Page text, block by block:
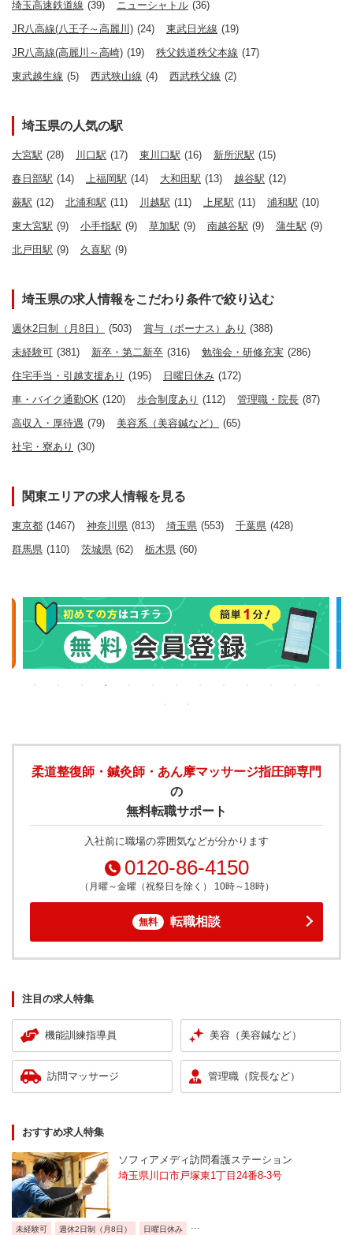
埼玉高速鉄道線 (39) ニューシャトル (36)
JR八高線(八王子～高麗川) (24) 東武日光線 (19)
JR八高線(高麗川～高崎) (19) 秩父鉄道秩父本線 (17)
東武越生線 (5) 西武狭山線 (4) 西武秩父線 (2)
埼玉県の人気の駅
大宮駅 (28) 川口駅 (17) 東川口駅 (16) 新所沢駅 (15)
春日部駅 (14) 上福岡駅 (14) 大和田駅 (13) 越谷駅 (12)
蕨駅 (12) 北浦和駅 (11) 川越駅 (11) 上尾駅 (11) 浦和駅 (10)
東大宮駅 (9) 小手指駅 (9) 草加駅 (9) 南越谷駅 (9) 蒲生駅 (9)
北戸田駅 (9) 久喜駅 (9)
埼玉県の求人情報をこだわり条件で絞り込む
週休2日制（月8日） (503) 賞与（ボーナス）あり (388)
未経験可 (381) 新卒・第二新卒 (316) 勉強会・研修充実 (286)
住宅手当・引越支援あり (195) 日曜日休み (172)
車・バイク通勤OK (120) 歩合制度あり (112) 管理職・院長 (87)
高収入・厚待遇 (79) 美容系（美容鍼など）
(65)
社宅・寮あり (30)
関東エリアの求人情報を見る
東京都 (1467) 神奈川県 (813) 埼玉県 (553) 千葉県 (428)
群馬県 (110) 茨城県 (62) 栃木県 (60)
柔道整復師・鍼灸師・あん摩マッサージ指圧師専門
の
無料転職サポート
入社前に職場の雰囲気などが分かります
0120-86-4150
（月曜～金曜（祝祭日を除く） 10時～18時）
無料 転職相談
注目の求人特集
機能訓練指導員 美容（美容鍼など）
訪問マッサージ 管理職（院長など）
おすすめ求人特集
ソフィアメディ訪問看護ステーション
埼玉県川口市戸塚東1丁目24番8-3号
未経験可 週休2日制（月8日） 日曜日休み ...